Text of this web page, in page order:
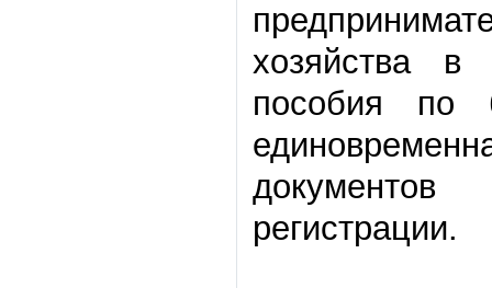
хозяйства в
пособия по
документов
регистрации.